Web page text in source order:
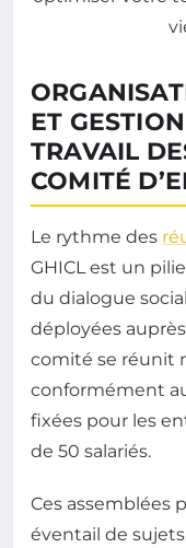
ET
TRAVAIL
COMITÉ
Le rythme des
GHICL est un
du dialogue
déployées
comité se réunit
conformément
fixées pour les
de 50 salariés.
Ces assemblées
éventail de sujets